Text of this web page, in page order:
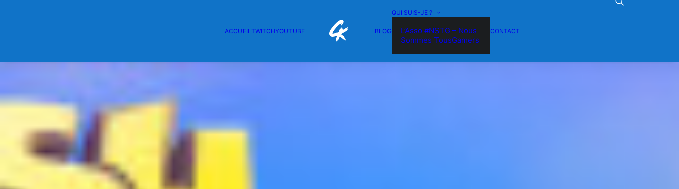
ACCUEILTWITCHYOUTUBE BLOG
QUI SUIS-JE ?
L’Asso #NSTG – Nous
Sommes TousGamers
CONTACT